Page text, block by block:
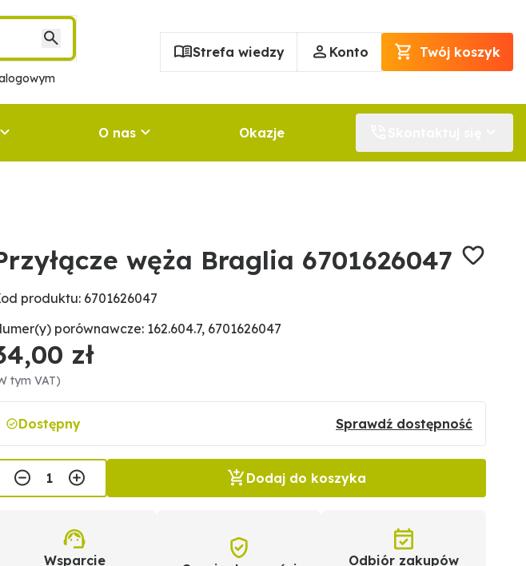
Strefa wiedzy Konto Twój koszyk
O nas Okazje
węża Braglia 6701626047
produktu: 6701626047
porównawcze: 162.604.7, 6701626047
zł
tym VAT)
Dostępny Sprawdź dostępność
Dodaj do koszyka
Wsparcie
Odbiór zakupów